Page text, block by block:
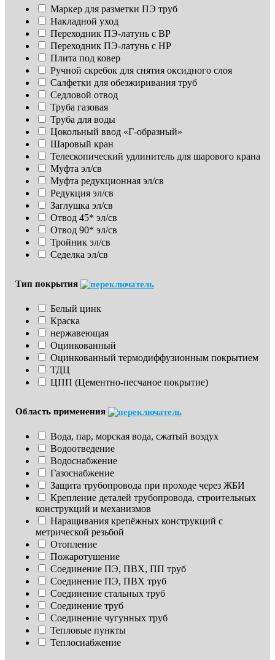
Маркер для разметки ПЭ труб
Накладной уход
Переходник ПЭ-латунь с ВР
Переходник ПЭ-латунь с НР
Плита под ковер
Ручной скребок для снятия оксидного слоя
Салфетки для обезжиривания труб
Седловой отвод
Труба газовая
Труба для воды
Цокольный ввод «Г-образный»
Шаровый кран
Телескопический удлинитель для шарового крана
Муфта эл/св
Муфта редукционная эл/св
Редукция эл/св
Заглушка эл/св
Отвод 45* эл/св
Отвод 90* эл/св
Тройник эл/св
Седелка эл/св
Тип покрытия
Белый цинк
Краска
нержавеющая
Оцинкованный
Оцинкованный термодиффузионным покрытием
ТДЦ
ЦПП (Цементно-песчаное покрытие)
Область применения
Вода, пар, морская вода, сжатый воздух
Водоотведение
Водоснабжение
Газоснабжение
Защита трубопровода при проходе через ЖБИ
Крепление деталей трубопровода, строительных
конструкций и механизмов
Наращивания крепёжных конструкций с
метрической резьбой
Отопление
Пожаротушение
Соединение ПЭ, ПВХ, ПП труб
Соединение ПЭ, ПВХ труб
Соединение стальных труб
Соединение труб
Соединение чугунных труб
Тепловые пункты
Теплоснабжение